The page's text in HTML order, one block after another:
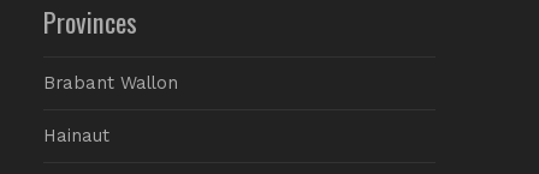
Provinces
Brabant Wallon
Hainaut